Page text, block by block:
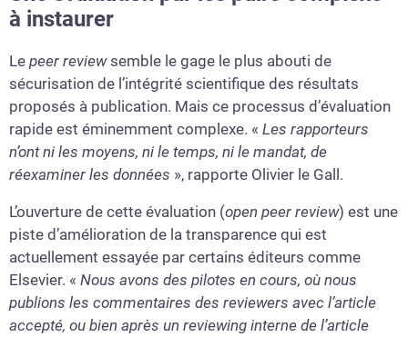
à instaurer
Le peer reviewsemble le gage le plus abouti de
sécurisation de l’intégrité scientifique des résultats
proposés à publication. Mais ce processus d’évaluation
rapide est éminemment complexe. « Les rapporteurs
n’ont ni les moyens, ni le temps, ni le mandat, de
réexaminer les données », rapporte Olivier le Gall.
L’ouverture de cette évaluation (open peer review) est une
piste d’amélioration de la transparence qui est
actuellement essayée par certains éditeurs comme
Elsevier. « Nous avons des pilotes en cours, où nous
publions les commentaires des reviewers avec l’article
accepté, ou bien après un reviewing interne de l’article